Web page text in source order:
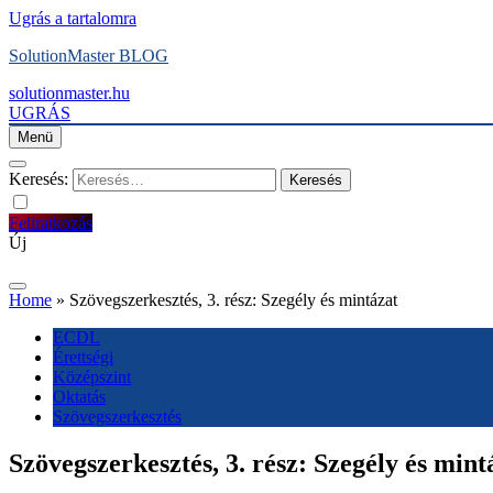
Ugrás a tartalomra
SolutionMaster BLOG
solutionmaster.hu
UGRÁS
Menü
Keresés:
Feliratkozás
Új
Home » Szövegszerkesztés, 3. rész: Szegély és mintázat
ECDL
Érettségi
Középszint
Oktatás
Szövegszerkesztés
Szövegszerkesztés, 3. rész: Szegély és